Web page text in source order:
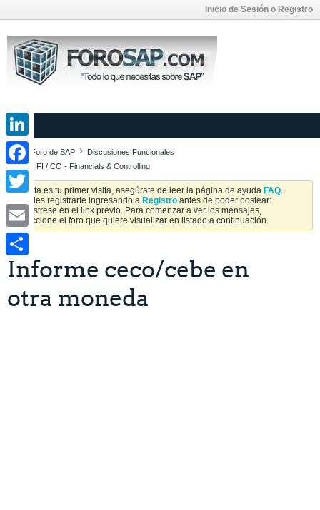
Inicio de Sesión o Registro
Foro de SAP
Discusiones Funcionales
SAP FI / CO - Financials & Controlling
Si esta es tu primer visita, asegúrate de leer la página de ayuda FAQ.
Puedes registrarte ingresando a Registro antes de poder postear:
Regístrese en el link previo. Para comenzar a ver los mensajes,
seleccione el foro que quiere visualizar en listado a continuación.
Informe ceco/cebe en
otra moneda
LinkedIn
Facebook
Twitter
Email
Share